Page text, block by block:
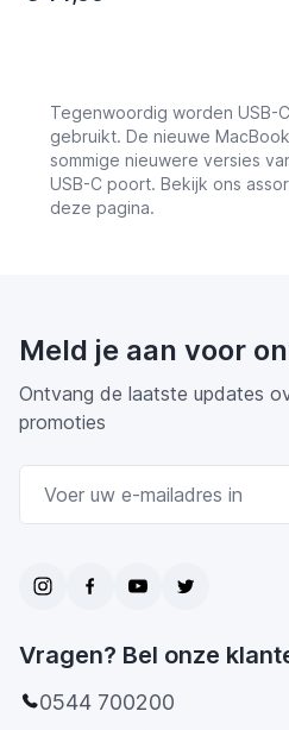
Tegenwoordig worden USB-
gebruikt. De nieuwe
sommige nieuwere versies
USB-C poort. Bekijk ons
deze pagina.
Meld je aan voor
Ontvang de laatste updates
promoties
Vragen? Bel onze
0544 700200